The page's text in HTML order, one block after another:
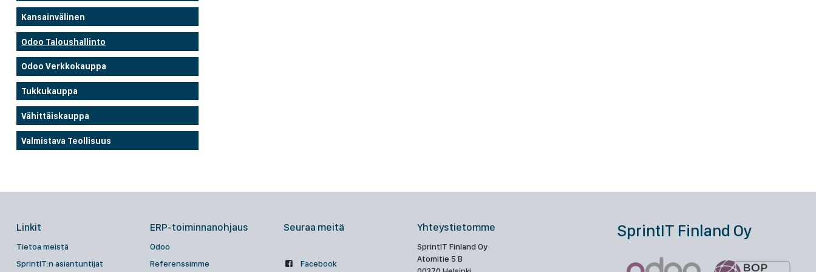
Kansainvälinen
Odoo Taloushallinto
Odoo Verkkokauppa
Tukkukauppa
Vähittäiskauppa
Valmistava Teollisuus
Linkit
Tietoa meistä
SprintIT:n asiantuntijat
ERP-toiminnanohjaus
Odoo
Referenssimme
Seuraa meitä
Facebook
Yhteystietomme
SprintIT Finland Oy
Atomitie 5 B
SprintIT Finland Oy